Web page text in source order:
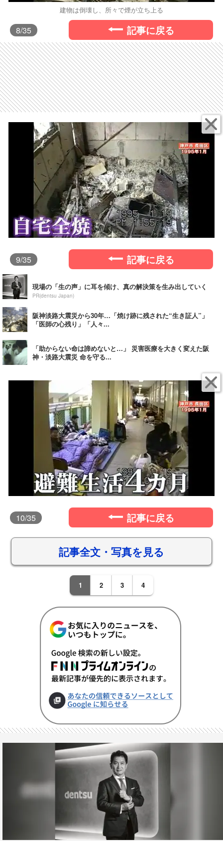
建物は倒壊し、所々で煙が立ち上る
8/35 記事に戻る
9/35 記事に戻る
現場の「生の声」に耳を傾け、真の解決策を生み出していく
PR(dentsu Japan)
阪神淡路大震災から30年…「焼け跡に残された“生き証人”」
「医師の心残り」「人々...
「助からない命は諦めないと…」 災害医療を大きく変えた阪
神・淡路大震災 命を守る...
10/35 記事に戻る
記事全文・写真を見る
1 2 3 4